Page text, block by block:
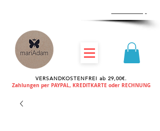
VERSANDKOSTENFREI ab 29,00€.
Zahlungen per PAYPAL, KREDITKARTE oder RECHNUNG